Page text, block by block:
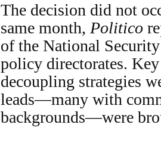
The decision did not
same month, Politico
of the National
policy directorates.
decoupling strategies
leads—many with
backgrounds—were